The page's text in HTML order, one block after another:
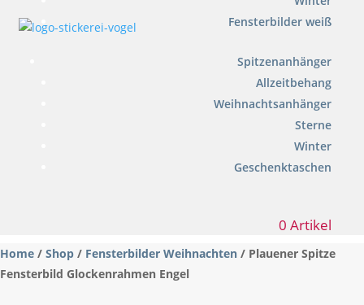
Fensterbilder weiß
Spitzenanhänger
Allzeitbehang
Weihnachtsanhänger
Sterne
Winter
Geschenktaschen
0 Artikel
Home / Shop / Fensterbilder Weihnachten / Plauener Spitze
Fensterbild Glockenrahmen Engel